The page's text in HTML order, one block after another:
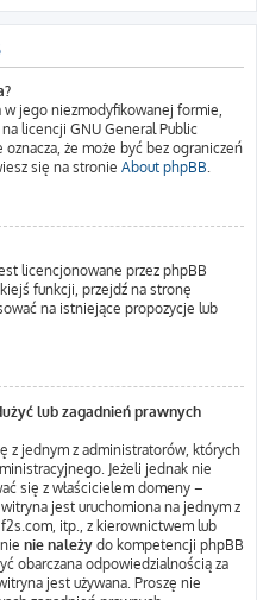
jego niezmodyfikowanej formie,
licencji GNU General Public
że może być bez ograniczeń
się na stronie About phpBB.
licencjonowane przez phpBB
funkcji, przejdź na stronę
na istniejące propozycje lub
lub zagadnień prawnych
z jednym z administratorów, których
Jeżeli jednak nie
się z właścicielem domeny –
jest uruchomiona na jednym z
itp., z kierownictwem lub
nie należy do kompetencji phpBB
obarczana odpowiedzialnością za
jest używana. Proszę nie